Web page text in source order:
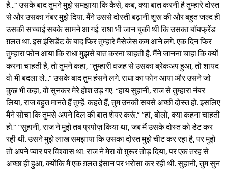
है...” उसके बाद तुमने मुझे समझाया कि कैसे, कब, क्या बात करनी है तुम्हारे दोस्त
से और उसका नंबर मुझे दिया. मैंने उससे दोस्ती बढ़ानी शुरू की और बहुत जल्द ही
उसकी सच्चाई सबके सामने आ गई. राधा भी जान चुकी थी कि उसका बॉयफ्रेंड
ग़लत था. इस इंसिडेंट के बाद फिर तुम्हारे मैसेजेस कम आने लगे. एक दिन फिर
तुम्हारा फोन आया कि राधा मुझसे बात करना चाहती है. मैंने जानना चाहा कि क्यों
करना चाहती है, तो तुमने कहा, “तुम्हारी वजह से उसका ब्रेकअप हुआ, तो शायद
वो भी बदला ले...” उसके बाद तुम हंसने लगे. राधा का फोन आया और उसने जो
कुछ भी कहा, वो सुनकर मेरे होश उड़ गए. “हाय सुहानी, राज से तुम्हारा नंबर
लिया, राज बहुत मानते हैं तुम्हें. कहते हैं, तुम उनकी सबसे अच्छी दोस्त हो. इसलिए
मैंने सोचा कि तुमसे अपने दिल की बात शेयर करूं.” “हां, बोलो, क्या कहना चाहती
हो.” “सुहानी, राज ने मुझे तब प्रपोज़ किया था, जब मैं उसके दोस्त को डेट कर
रही थी. उसने मुझे लाख समझाया कि उसका दोस्त मुझे चीट कर रहा है, पर मुझे
तो अपने प्यार पर विश्‍वास था. राज ने मेरा वो ग़ुरूर तोड़ दिया, पर एक तरह से
अच्छा ही हुआ, क्योंकि मैं एक ग़लत इंसान पर भरोसा कर रही थी. सुहानी, तुम सुन